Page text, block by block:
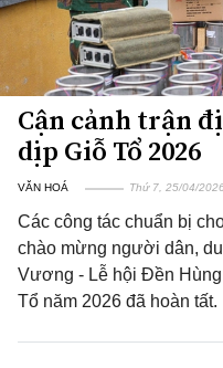
Cận cảnh trận
dịp Giỗ Tổ 2026
VĂN HOÁ Thứ 7, 25/04/
Các công tác chuẩn bị
chào mừng người dân,
Vương - Lễ hội Đền
Tổ năm 2026 đã hoàn tất.